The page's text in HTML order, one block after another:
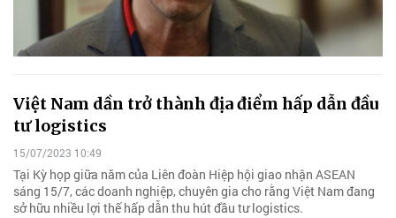
Việt Nam dần trở thành địa điểm hấp dẫn đầu
tư logistics
15/07/2023 10:49
Tại Kỳ họp giữa năm của Liên đoàn Hiệp hội giao nhận ASEAN
sáng 15/7, các doanh nghiệp, chuyên gia cho rằng Việt Nam đang
sở hữu nhiều lợi thế hấp dẫn thu hút đầu tư logistics.